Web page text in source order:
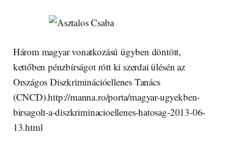
Három magyar vonatkozású ügyben döntött,
kettőben pénzbírságot rótt ki szerdai ülésén az
Országos Diszkriminációellenes Tanács
(CNCD).http://manna.ro/porta/magyar-ugyekben-
birsagolt-a-diszkriminacioellenes-hatosag-2013-06-
13.html